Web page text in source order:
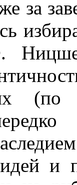
за
(по
идей и